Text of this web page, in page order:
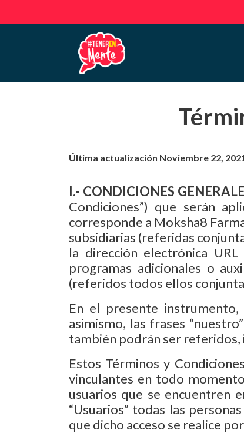
to
Última actualización Noviembre 22,
I.- CONDICIONES
Condiciones”) que serán
corresponde a Moksha8
subsidiarias (referidas
la dirección electrónica URL
programas adicionales o
(referidos todos ellos
En el presente instrumento,
asimismo, las frases
también podrán ser referidos,
Estos Términos y
vinculantes en todo
usuarios que se encuentren
“Usuarios” todas las
que dicho acceso se realice